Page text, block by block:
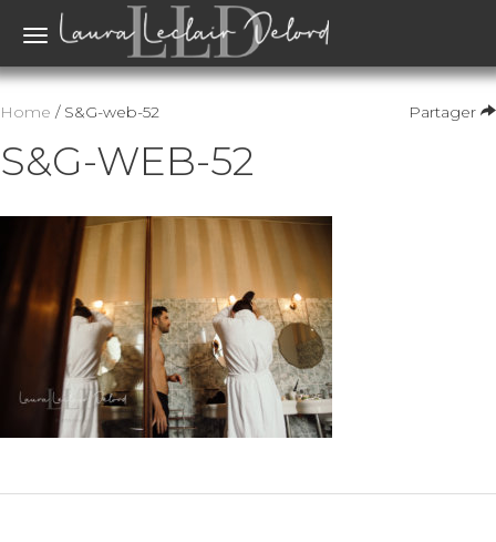
Toggle
Partager
Home / S&G-web-52
S&G-WEB-52